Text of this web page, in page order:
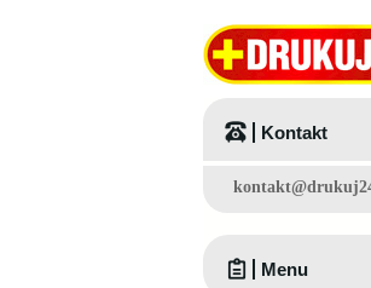
Kontakt
Menu